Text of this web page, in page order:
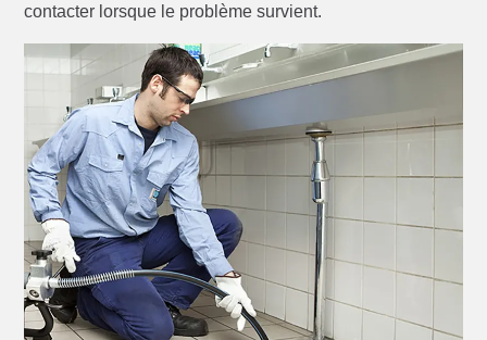
contacter lorsque le problème survient.